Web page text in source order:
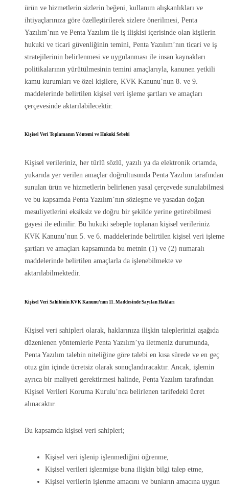
ürün ve hizmetlerin sizlerin beğeni, kullanım alışkanlıkları ve
ihtiyaçlarınıza göre özelleştirilerek sizlere önerilmesi, Penta
Yazılım’nın ve Penta Yazılım ile iş ilişkisi içerisinde olan kişilerin
hukuki ve ticari güvenliğinin temini, Penta Yazılım’nın ticari ve iş
stratejilerinin belirlenmesi ve uygulanması ile insan kaynakları
politikalarının yürütülmesinin temini amaçlarıyla, kanunen yetkili
kamu kurumları ve özel kişilere, KVK Kanunu’nun 8. ve 9.
maddelerinde belirtilen kişisel veri işleme şartları ve amaçları
çerçevesinde aktarılabilecektir.
Kişisel Veri Toplamanın Yöntemi ve Hukuki Sebebi
Kişisel verileriniz, her türlü sözlü, yazılı ya da elektronik ortamda,
yukarıda yer verilen amaçlar doğrultusunda Penta Yazılım tarafından
sunulan ürün ve hizmetlerin belirlenen yasal çerçevede sunulabilmesi
ve bu kapsamda Penta Yazılım’nın sözleşme ve yasadan doğan
mesuliyetlerini eksiksiz ve doğru bir şekilde yerine getirebilmesi
gayesi ile edinilir. Bu hukuki sebeple toplanan kişisel verileriniz
KVK Kanunu’nun 5. ve 6. maddelerinde belirtilen kişisel veri işleme
şartları ve amaçları kapsamında bu metnin (1) ve (2) numaralı
maddelerinde belirtilen amaçlarla da işlenebilmekte ve
aktarılabilmektedir.
Kişisel Veri Sahibinin KVK Kanunu’nun 11. Maddesinde Sayılan Hakları
Kişisel veri sahipleri olarak, haklarınıza ilişkin taleplerinizi aşağıda
düzenlenen yöntemlerle Penta Yazılım’ya iletmeniz durumunda,
Penta Yazılım talebin niteliğine göre talebi en kısa sürede ve en geç
otuz gün içinde ücretsiz olarak sonuçlandıracaktır. Ancak, işlemin
ayrıca bir maliyeti gerektirmesi halinde, Penta Yazılım tarafından
Kişisel Verileri Koruma Kurulu’nca belirlenen tarifedeki ücret
alınacaktır.
Bu kapsamda kişisel veri sahipleri;
Kişisel veri işlenip işlenmediğini öğrenme,
Kişisel verileri işlenmişse buna ilişkin bilgi talep etme,
Kişisel verilerin işlenme amacını ve bunların amacına uygun